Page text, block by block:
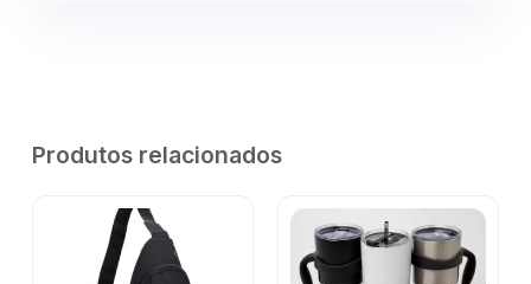
Produtos relacionados